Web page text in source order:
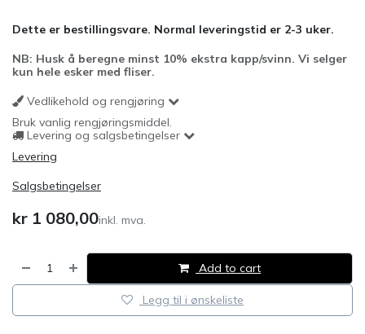
Dette er bestillingsvare. Normal leveringstid er 2-3 uker.
NB: Husk å beregne minst 10% ekstra kapp/svinn. Vi selger
kun hele esker med fliser.
Vedlikehold og rengjøring
Bruk vanlig rengjøringsmiddel.
Levering og salgsbetingelser
Levering
Salgsbetingelser
kr 1 080,00inkl. mva.
Add to cart
Legg til i ønskeliste